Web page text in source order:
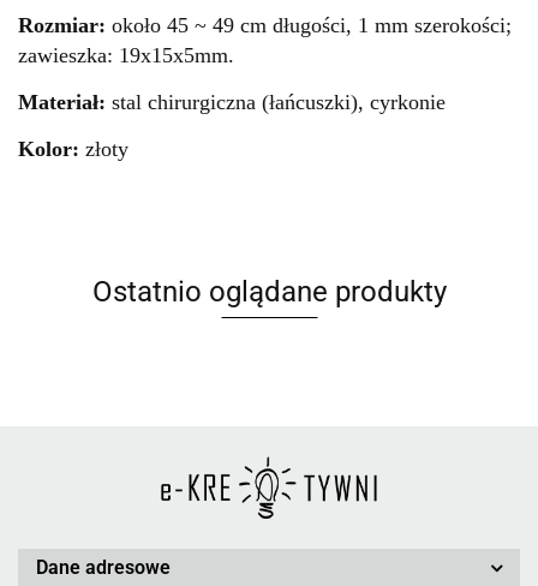
Rozmiar: około 45 ~ 49 cm długości, 1 mm szerokości;
zawieszka: 19x15x5mm.
Materiał: stal chirurgiczna (łańcuszki), cyrkonie
Kolor: złoty
Ostatnio oglądane produkty
Dane adresowe